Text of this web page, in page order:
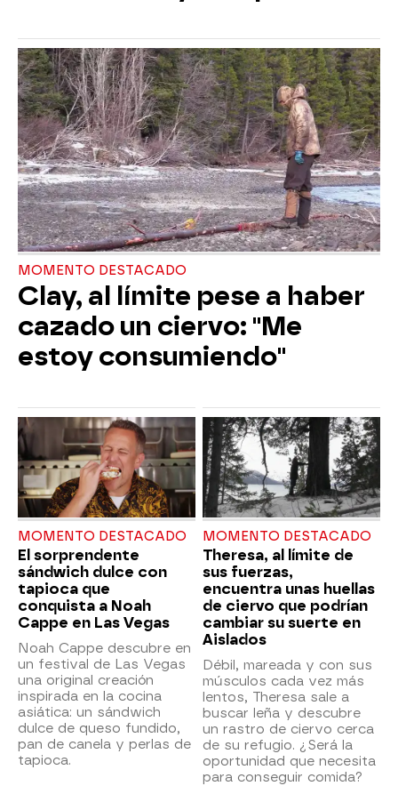
MOMENTO DESTACADO
Clay, al límite pese a haber
cazado un ciervo: "Me
estoy consumiendo"
MOMENTO DESTACADO
El sorprendente
sándwich dulce con
tapioca que
conquista a Noah
Cappe en Las Vegas
Noah Cappe descubre en
un festival de Las Vegas
una original creación
inspirada en la cocina
asiática: un sándwich
dulce de queso fundido,
pan de canela y perlas de
tapioca.
MOMENTO DESTACADO
Theresa, al límite de
sus fuerzas,
encuentra unas huellas
de ciervo que podrían
cambiar su suerte en
Aislados
Débil, mareada y con sus
músculos cada vez más
lentos, Theresa sale a
buscar leña y descubre
un rastro de ciervo cerca
de su refugio. ¿Será la
oportunidad que necesita
para conseguir comida?